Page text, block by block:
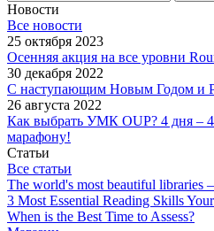
Новости
Все новости
25 октября 2023
Осенняя акция на все уровни
30 декабря 2022
С наступающим Новым Годом и
26 августа 2022
Как выбрать УМК OUP? 4 дня –
марафону!
Статьи
Все статьи
The world's most beautiful libraries
3 Most Essential Reading Skills
When is the Best Time to Assess?